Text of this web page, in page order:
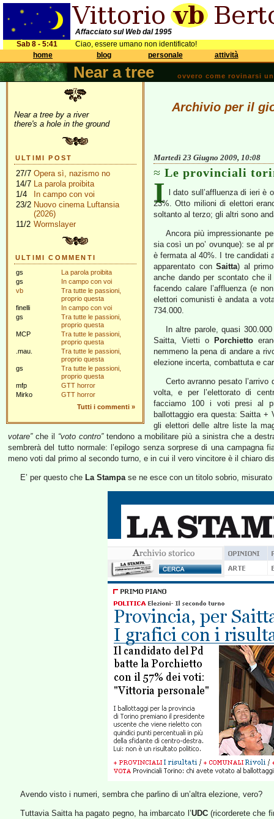
Affacciato sul Web dal 1995
Sab 8 - 5:41
Ciao, essere umano non identificato!
home
blog personale attività
Near a tree ovvero come rovinarsi
Near a tree by a river
there's a hole in the ground
ULTIMI POST
27/7 Opera sì, nazismo no
14/7 La parola proibita
1/4
In campo con voi
23/2 Nuovo cinema Luftansia
(2026)
11/2 Wormslayer
ULTIMI COMMENTI
gs
La parola proibita
gs
In campo con voi
vb
Tra tutte le passioni,
proprio questa
finelli
In campo con voi
gs
Tra tutte le passioni,
proprio questa
MCP
Tra tutte le passioni,
proprio questa
.mau.
Tra tutte le passioni,
proprio questa
gs
Tra tutte le passioni,
proprio questa
mfp
GTT horror
Mirko
GTT horror
Tutti i commenti »
Archivio per il
Martedì 23 Giugno 2009, 10:08
Le provinciali
I
l dato sull’affluenza di ieri
23%. Otto milioni di elettori
soltanto al terzo; gli altri sono
Ancora più impressionante
sia così un po’ ovunque): se al
è fermata al 40%. I tre candidati
apparentato conSaitta) al
anche dando per scontato che
facendo calare l’affluenza (e
elettori comunisti è andata a
734.000.
In altre parole, quasi
Saitta, Vietti o
Porchietto
nemmeno la pena di andare a
elezione incerta, combattuta e
Certo avranno pesato
volta, e per l’elettorato di
facciamo 100 i voti presi al
ballottaggio era questa: Saitta
gli elettori delle altre liste la
votare”che il “voto contro”tendono a mobilitare più a sinistra che a
sembrerà del tutto normale: l’epilogo senza sorprese di una campagna
meno voti dal primo al secondo turno, e in cui il vero vincitore è il chiaro
E’ per questo che La Stampase ne esce con un titolo sobrio, misurato
Avendo visto i numeri, sembra che parlino di un’altra elezione, vero?
Tuttavia Saitta ha pagato pegno, ha imbarcato l’UDC(ricorderete che